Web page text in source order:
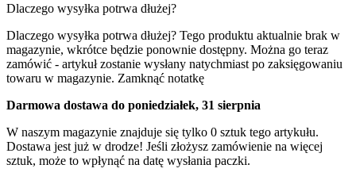
Dlaczego wysyłka potrwa dłużej?
Dlaczego wysyłka potrwa dłużej? Tego produktu aktualnie brak w
magazynie, wkrótce będzie ponownie dostępny. Można go teraz
zamówić - artykuł zostanie wysłany natychmiast po zaksięgowaniu
towaru w magazynie. Zamknąć notatkę
Darmowa dostawa do poniedziałek, 31 sierpnia
W naszym magazynie znajduje się tylko 0 sztuk tego artykułu.
Dostawa jest już w drodze! Jeśli złożysz zamówienie na więcej
sztuk, może to wpłynąć na datę wysłania paczki.